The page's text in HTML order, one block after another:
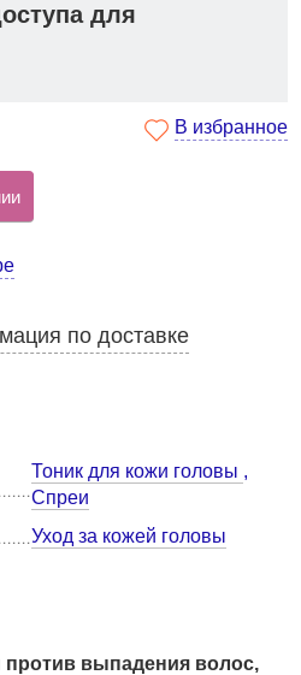
для
В избранное
по доставке
Тоник для кожи головы ,
Спреи
Уход за кожей головы
выпадения волос,